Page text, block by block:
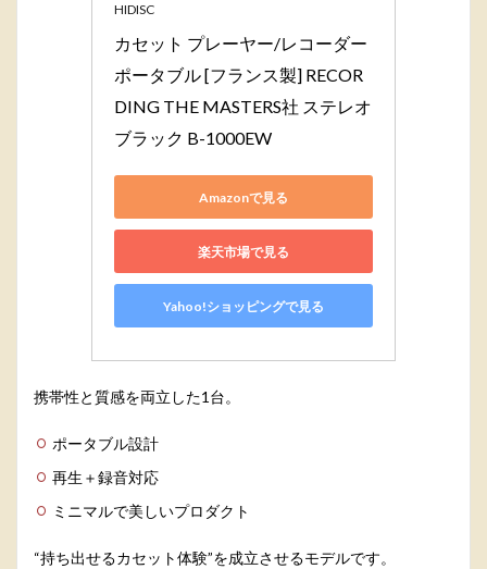
HIDISC
カセット プレーヤー/レコーダー
ポータブル [フランス製] RECOR
DING THE MASTERS社 ステレオ
ブラック B-1000EW
Amazonで見る
楽天市場で見る
Yahoo!ショッピングで見る
携帯性と質感を両立した1台。
ポータブル設計
再生＋録音対応
ミニマルで美しいプロダクト
“持ち出せるカセット体験”を成立させるモデルです。